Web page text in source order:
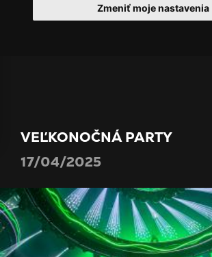
Zmeniť moje nastavenia
VEĽKONOČNÁ PARTY
17/04/2025